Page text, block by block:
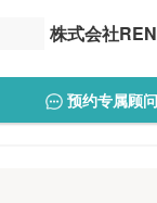
株式会社
预约专属顾问